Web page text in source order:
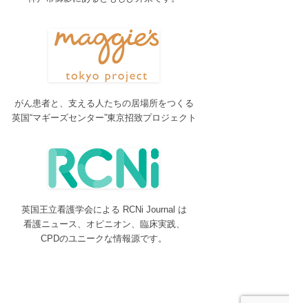
め、一部カテゴリーが表示されなくなります。ご迷
惑をおかけしますが、何卒ご理解いただけますよう
お願いいたします。
Neurosurgery Summary・Pituitary Summaryにおい
て、分類を追加しました。各一覧の右側の「カテゴ
脳神経外科関連論文をエキスパートが海外誌から厳
選し日本語で紹介するNeurosurgery Summaryを公
2016/08/08
間脳下垂体を中心とした論文をエキスパートが海外
誌から厳選し日本語で紹介するPituitary Summaryを
がん患者と、支える人たちの居場所をつくる
英国“マギーズセンター”東京招致プロジェクト
英国王立看護学会による RCNi Journal は
看護ニュース、オピニオン、臨床実践、
CPDのユニークな情報源です。